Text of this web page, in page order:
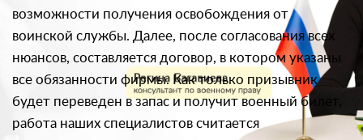
возможности получения освобождения от
воинской службы. Далее, после согласования всех
нюансов, составляется договор, в котором указаны
все обязанности фирмы. Как только призывник
будет переведен в запас и получит военный билет,
работа наших специалистов считается